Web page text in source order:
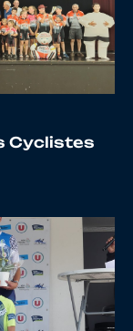
Cyclistes